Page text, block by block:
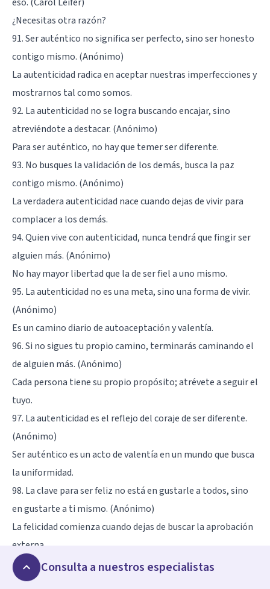
¿Necesitas otra razón?
91. Ser auténtico no significa ser perfecto, sino ser honesto
contigo mismo. (Anónimo)
La autenticidad radica en aceptar nuestras imperfecciones y
mostrarnos tal como somos.
92. La autenticidad no se logra buscando encajar, sino
atreviéndote a destacar. (Anónimo)
Para ser auténtico, no hay que temer ser diferente.
93. No busques la validación de los demás, busca la paz
contigo mismo. (Anónimo)
La verdadera autenticidad nace cuando dejas de vivir para
complacer a los demás.
94. Quien vive con autenticidad, nunca tendrá que fingir ser
alguien más. (Anónimo)
No hay mayor libertad que la de ser fiel a uno mismo.
95. La autenticidad no es una meta, sino una forma de vivir.
(Anónimo)
Es un camino diario de autoaceptación y valentía.
96. Si no sigues tu propio camino, terminarás caminando el
de alguien más. (Anónimo)
Cada persona tiene su propio propósito; atrévete a seguir el
tuyo.
97. La autenticidad es el reflejo del coraje de ser diferente.
(Anónimo)
Ser auténtico es un acto de valentía en un mundo que busca
la uniformidad.
98. La clave para ser feliz no está en gustarle a todos, sino
en gustarte a ti mismo. (Anónimo)
La felicidad comienza cuando dejas de buscar la aprobación
externa.
99. Ser tú mismo en un mundo que constantemente intenta
cambiarte es el mayor logro. (Ralph Waldo Emerson)
Consulta a nuestros especialistas